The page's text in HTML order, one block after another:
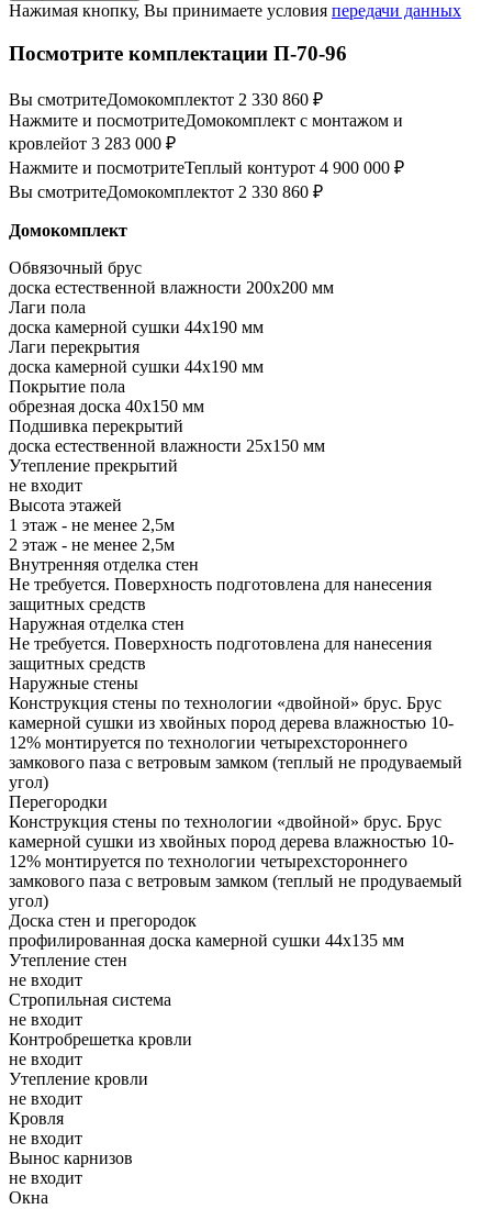
Нажимая кнопку, Вы принимаете условия передачи данных
Посмотрите комплектации П-70-96
Вы смотритеДомокомплектот 2 330 860 ₽
Нажмите и посмотритеДомокомплект с монтажом и
кровлейот 3 283 000 ₽
Нажмите и посмотритеТеплый контурот 4 900 000 ₽
Вы смотритеДомокомплектот 2 330 860 ₽
Домокомплект
Обвязочный брус
доска естественной влажности 200х200 мм
Лаги пола
доска камерной сушки 44х190 мм
Лаги перекрытия
доска камерной сушки 44х190 мм
Покрытие пола
обрезная доска 40х150 мм
Подшивка перекрытий
доска естественной влажности 25х150 мм
Утепление прекрытий
не входит
Высота этажей
1 этаж - не менее 2,5м
2 этаж - не менее 2,5м
Внутренняя отделка стен
Не требуется. Поверхность подготовлена для нанесения
защитных средств
Наружная отделка стен
Не требуется. Поверхность подготовлена для нанесения
защитных средств
Наружные стены
Конструкция стены по технологии «двойной» брус. Брус
камерной сушки из хвойных пород дерева влажностью 10-
12% монтируется по технологии четырехстороннего
замкового паза с ветровым замком (теплый не продуваемый
угол)
Перегородки
Конструкция стены по технологии «двойной» брус. Брус
камерной сушки из хвойных пород дерева влажностью 10-
12% монтируется по технологии четырехстороннего
замкового паза с ветровым замком (теплый не продуваемый
угол)
Доска стен и прегородок
профилированная доска камерной сушки 44х135 мм
Утепление стен
не входит
Стропильная система
не входит
Контробрешетка кровли
не входит
Утепление кровли
не входит
Кровля
не входит
Вынос карнизов
не входит
Окна